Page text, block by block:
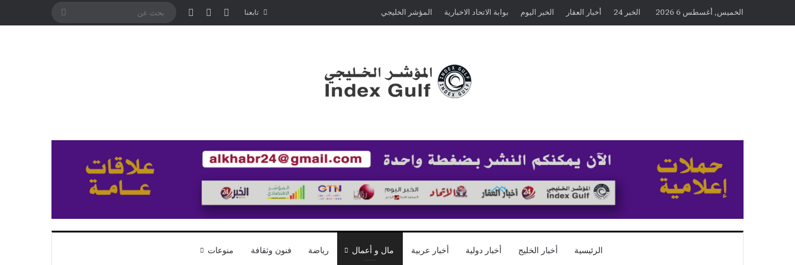
الخميس, أغسطس 6 2026 الخبر 24 أخبار العقار الخبر اليوم بوابة الاتحاد الاخبارية المؤشر الخليجي تابعنا تسجيل الدخول
مقال عشوائي
إضافة عمود جانبي
الرئيسية أخبار الخليج أخبار دولية أخبار عربية مال و أعمال رياضة فنون وثقافة منوعات